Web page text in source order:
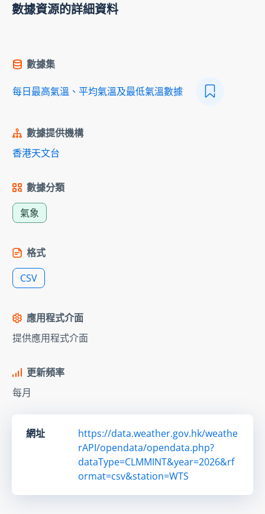
數據資源的詳細資料
數據集
每日最高氣溫、平均氣溫及最低氣溫數據
數據提供機構
香港天文台
數據分類
氣象
格式
CSV
應用程式介面
提供應用程式介面
更新頻率
每月
網址
https://data.weather.gov.hk/weathe
rAPI/opendata/opendata.php?
dataType=CLMMINT&year=2026&rf
ormat=csv&station=WTS